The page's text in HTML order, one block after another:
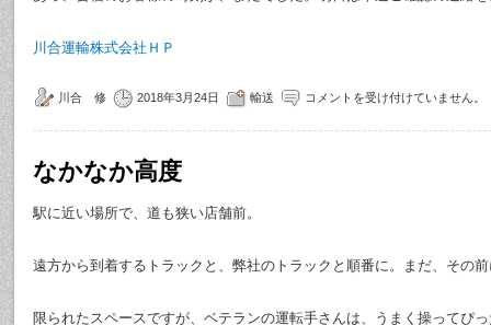
川合運輸株式会社ＨＰ
川合 修 2018年3月24日 輸送 コメントを受け付けていません。
なかなか高度
駅に近い場所で、道も狭い店舗前。
遠方から到着するトラックと、弊社のトラックと順番に。まだ、その
限られたスペースですが、ベテランの運転手さんは、うまく操ってぴ